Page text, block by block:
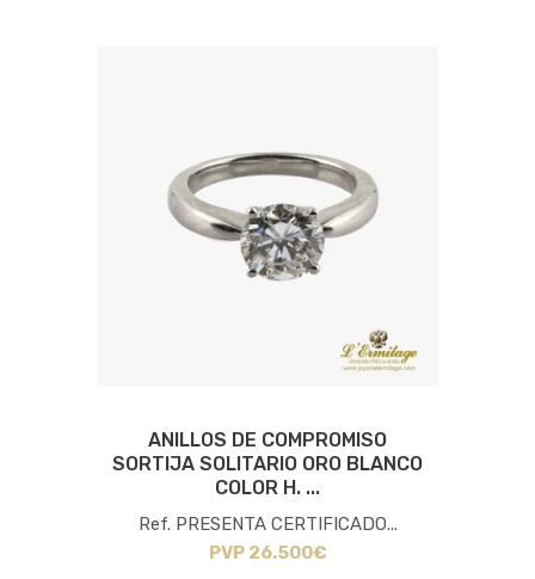
ANILLOS DE COMPROMISO
SORTIJA SOLITARIO ORO BLANCO
COLOR H. ...
Ref. PRESENTA CERTIFICADO...
PVP 26.500€